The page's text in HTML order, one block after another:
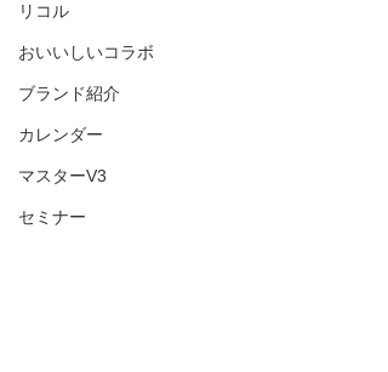
リコル
おいいしいコラボ
ブランド紹介
カレンダー
マスターV3
セミナー